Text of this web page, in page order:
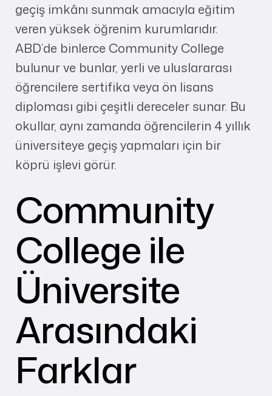
geçiş imkânı sunmak amacıyla eğitim
veren yüksek öğrenim kurumlarıdır.
ABD’de binlerce Community College
bulunur ve bunlar, yerli ve uluslararası
öğrencilere sertifika veya ön lisans
diploması gibi çeşitli dereceler sunar. Bu
okullar, aynı zamanda öğrencilerin 4 yıllık
üniversiteye geçiş yapmaları için bir
köprü işlevi görür.
Community
College ile
Üniversite
Arasındaki
Farklar